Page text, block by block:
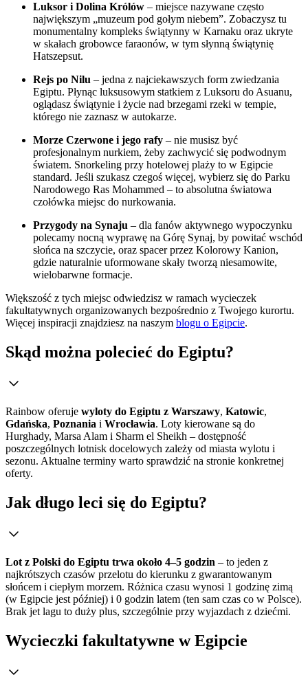
Luksor i Dolina Królów – miejsce nazywane często
największym „muzeum pod gołym niebem”. Zobaczysz tu
monumentalny kompleks świątynny w Karnaku oraz ukryte
w skałach grobowce faraonów, w tym słynną świątynię
Hatszepsut.
Rejs po Nilu – jedna z najciekawszych form zwiedzania
Egiptu. Płynąc luksusowym statkiem z Luksoru do Asuanu,
oglądasz świątynie i życie nad brzegami rzeki w tempie,
którego nie zaznasz w autokarze.
Morze Czerwone i jego rafy – nie musisz być
profesjonalnym nurkiem, żeby zachwycić się podwodnym
światem. Snorkeling przy hotelowej plaży to w Egipcie
standard. Jeśli szukasz czegoś więcej, wybierz się do Parku
Narodowego Ras Mohammed – to absolutna światowa
czołówka miejsc do nurkowania.
Przygody na Synaju – dla fanów aktywnego wypoczynku
polecamy nocną wyprawę na Górę Synaj, by powitać wschód
słońca na szczycie, oraz spacer przez Kolorowy Kanion,
gdzie naturalnie uformowane skały tworzą niesamowite,
wielobarwne formacje.
Większość z tych miejsc odwiedzisz w ramach wycieczek
fakultatywnych organizowanych bezpośrednio z Twojego kurortu.
Więcej inspiracji znajdziesz na naszym blogu o Egipcie.
Skąd można polecieć do Egiptu?
Rainbow oferuje wyloty do Egiptu z Warszawy, Katowic,
Gdańska, Poznania i Wrocławia. Loty kierowane są do
Hurghady, Marsa Alam i Sharm el Sheikh – dostępność
poszczególnych lotnisk docelowych zależy od miasta wylotu i
sezonu. Aktualne terminy warto sprawdzić na stronie konkretnej
oferty.
Jak długo leci się do Egiptu?
Lot z Polski do Egiptu trwa około 4–5 godzin – to jeden z
najkrótszych czasów przelotu do kierunku z gwarantowanym
słońcem i ciepłym morzem. Różnica czasu wynosi 1 godzinę zimą
(w Egipcie jest później) i 0 godzin latem (ten sam czas co w Polsce).
Brak jet lagu to duży plus, szczególnie przy wyjazdach z dziećmi.
Wycieczki fakultatywne w Egipcie